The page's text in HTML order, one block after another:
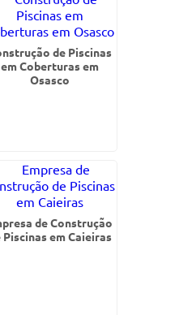
de Piscinas
em Coberturas em
Osasco
de Construção
Piscinas em Caieiras